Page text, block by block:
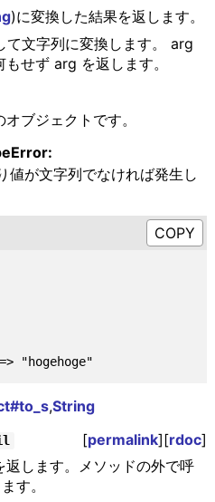
)に変換した結果を返します。
て文字列に変換します。 arg
せず arg を返します。
ブジェクトです。
値が文字列でなければ発生し
,String
[permalink][rdoc]
返します。メソッドの外で呼
す。